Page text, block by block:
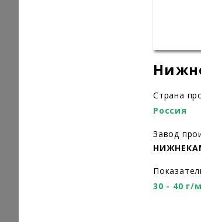
Страна
Россия
Завод
30 - 40 г/